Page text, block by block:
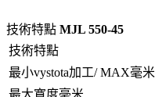
技術特點 MJL 550-45
技術特點
最小vystota加工/ MAX毫米